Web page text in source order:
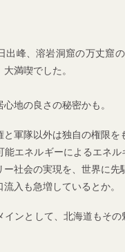
出峰、溶岩洞窟の万丈窟
満喫でした。
地の良さの秘密かも。
軍隊以外は独自の権限を
能エネルギーによるエネ
社会の実現を、世界に先
入も急増しているとか。
インとして、北海道もそ